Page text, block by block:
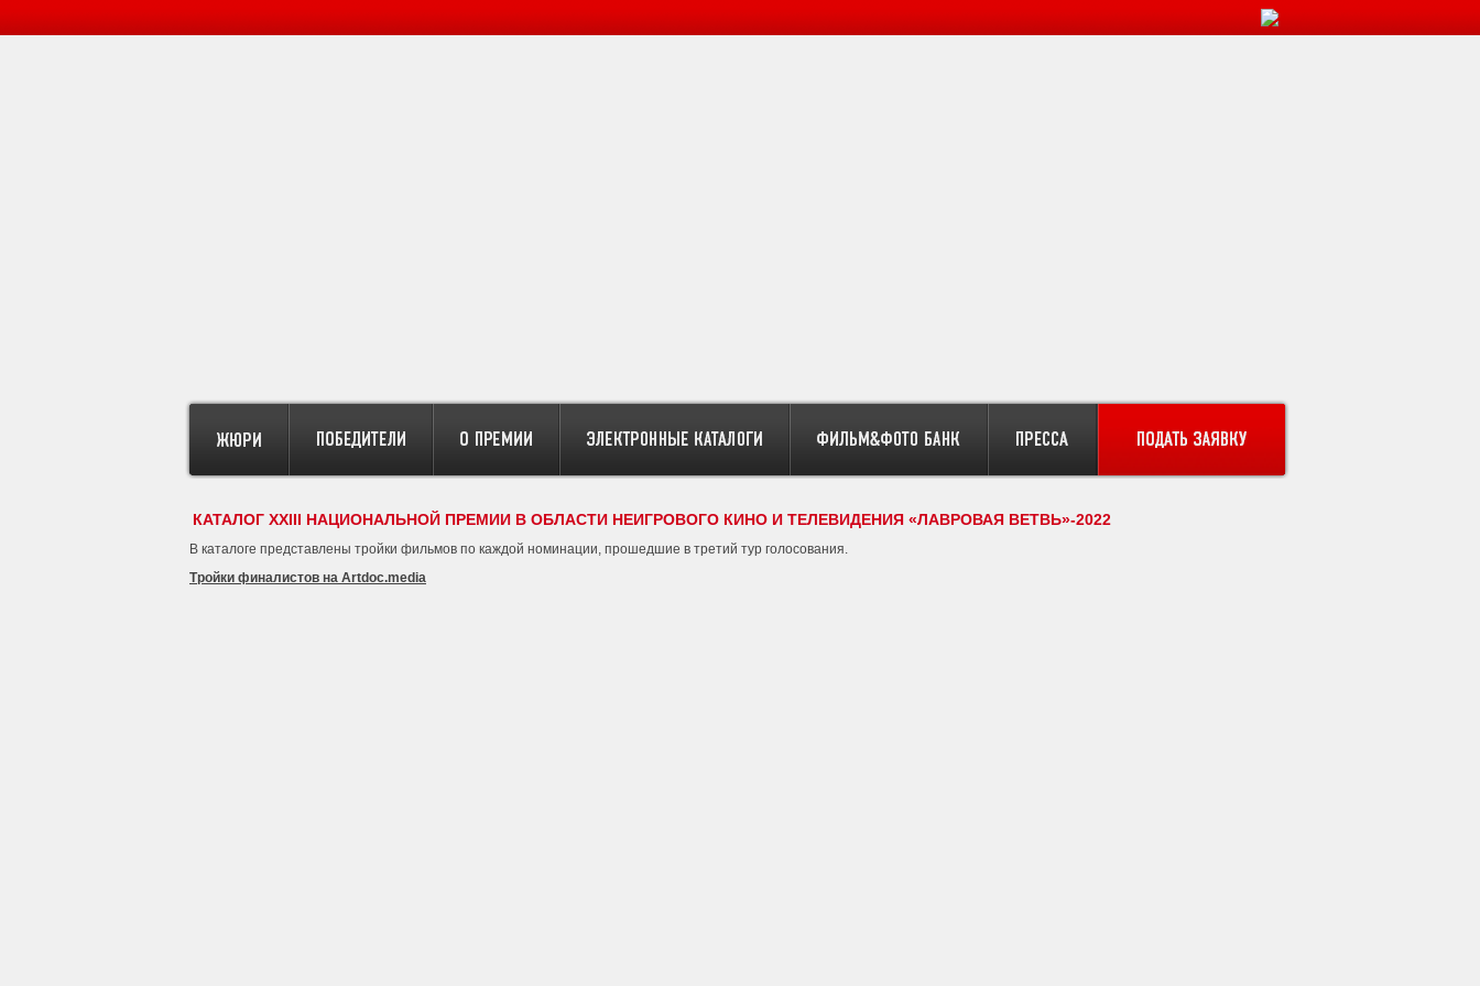
КАТАЛОГ XXIII НАЦИОНАЛЬНОЙ ПРЕМИИ В ОБЛАСТИ НЕИГРОВОГО КИНО И ТЕЛЕВИДЕНИЯ «ЛАВРОВАЯ ВЕТВЬ»-2022
В каталоге представлены тройки фильмов по каждой номинации, прошедшие в третий тур голосования.
Тройки финалистов на Artdoc.media